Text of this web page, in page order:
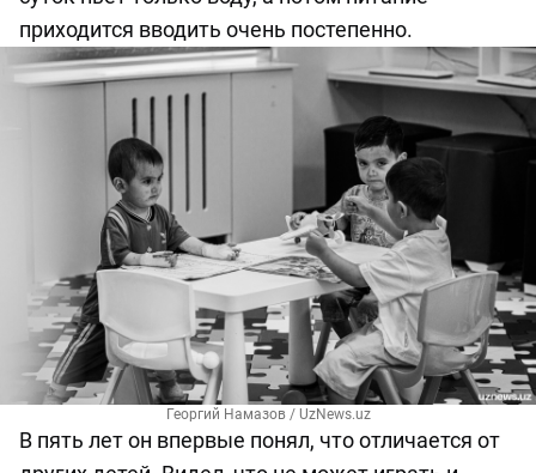
приходится вводить очень постепенно.
Георгий Намазов / UzNews.uz
В пять лет он впервые понял, что отличается от